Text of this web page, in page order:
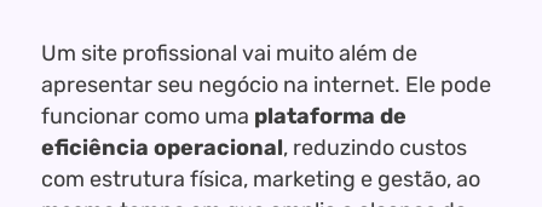
Um site profissional vai muito além de
apresentar seu negócio na internet. Ele pode
funcionar como uma plataforma de
eficiência operacional, reduzindo custos
com estrutura física, marketing e gestão, ao